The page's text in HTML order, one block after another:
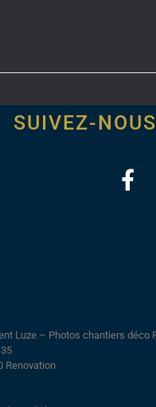
SUIVEZ-
Luze – Photos chantiers déco
Renovation